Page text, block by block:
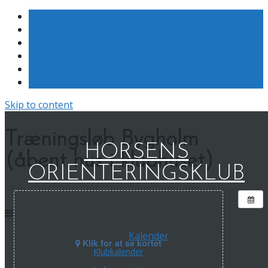
Skip to content
HORSENS
ORIENTERINGSKLUB
Kalender
Klubkalender
Træningsløb Bygholm
(åbent hus i klubhuset)
Klik for at se kortet